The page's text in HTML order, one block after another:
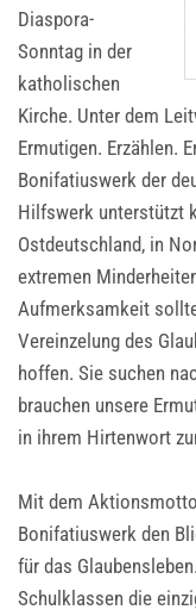
Diaspora-
Sonntag in der
katholischen
Kirche. Unter dem
Ermutigen. Erzählen.
Bonifatiuswerk der
Hilfswerk unterstützt
Ostdeutschland, in
extremen
Aufmerksamkeit
Vereinzelung des
hoffen. Sie suchen
brauchen unsere
in ihrem Hirtenwort
Mit dem
Bonifatiuswerk den
für das
Schulklassen die